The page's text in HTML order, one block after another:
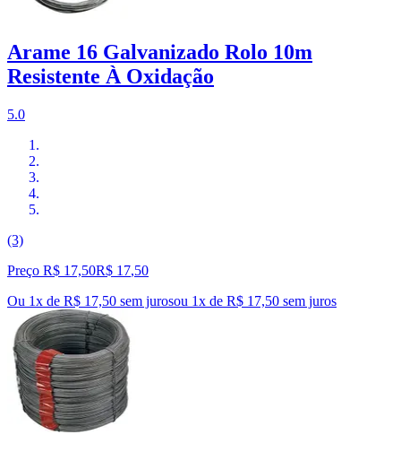
Arame 16 Galvanizado Rolo 10m
Resistente À Oxidação
5.0
(3)
Preço R$ 17,50R$ 17,50
Ou 1x de R$ 17,50 sem jurosou 1x de R$ 17,50 sem juros